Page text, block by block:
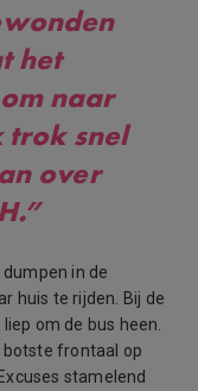
het
naar
trok snel
over
in de
huis te rijden. Bij de
om de bus heen.
botste frontaal op
stamelend